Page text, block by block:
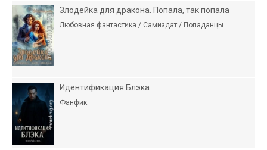
Злодейка для дракона. Попала, так попала
Любовная фантастика / Самиздат / Попаданцы
Идентификация Блэка
Фанфик